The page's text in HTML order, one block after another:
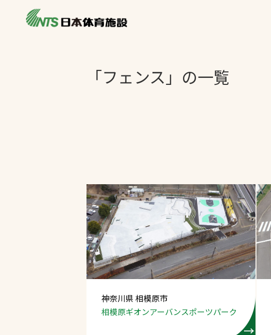
製品別カテゴリー
「フェンス」の一覧
神奈川県 相模原市
相模原ギオンアーバンスポーツパーク